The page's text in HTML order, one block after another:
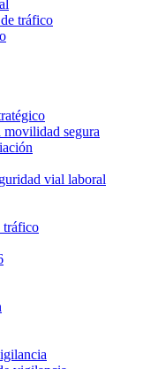
tráfico
movilidad segura
vial laboral
tráfico